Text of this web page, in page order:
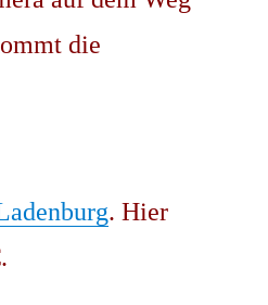
die
. Hier